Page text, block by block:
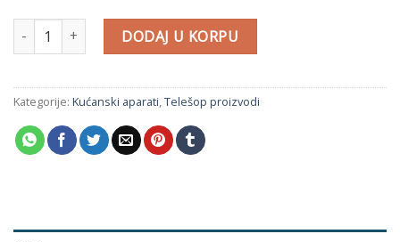
Električni gril roštilj količinaDODAJ U KORPU
Kategorije: Kućanski aparati Telešop proizvodi